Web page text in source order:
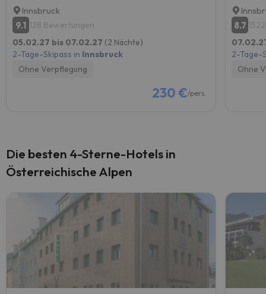
Innsbruck
9.1 128 Bewertungen
05.02.27 bis 07.02.27 (2 Nächte)
2-Tage-Skipass in Innsbruck
Ohne Verpflegung
230 €/pers.
8.7
2-Tage-
Ohne
Die besten 4-Sterne-Hotels in
Österreichische Alpen